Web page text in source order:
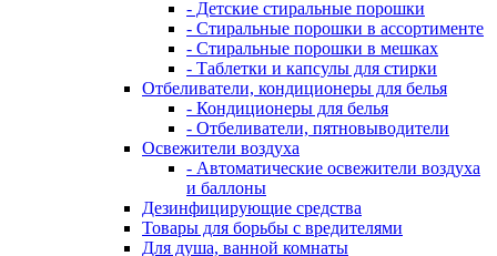
- Детские стиральные порошки
- Стиральные порошки в ассортименте
- Стиральные порошки в мешках
- Таблетки и капсулы для стирки
Отбеливатели, кондиционеры для белья
- Кондиционеры для белья
- Отбеливатели, пятновыводители
Освежители воздуха
- Автоматические освежители воздуха
и баллоны
Дезинфицирующие средства
Товары для борьбы с вредителями
Для душа, ванной комнаты